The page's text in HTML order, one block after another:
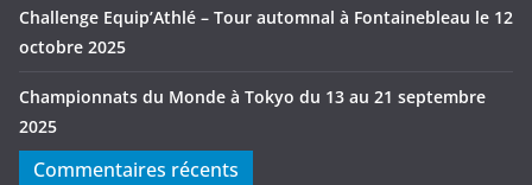
Challenge Equip’Athlé – Tour automnal à Fontainebleau le 12
octobre 2025
Championnats du Monde à Tokyo du 13 au 21 septembre
2025
Commentaires récents